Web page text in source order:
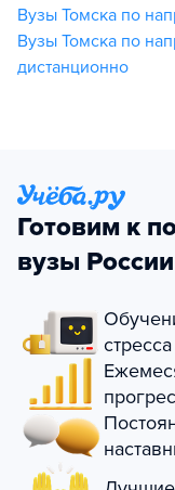
Вузы Томска по
Вузы Томска по
дистанционно
Готовим к
вузы России
стресса